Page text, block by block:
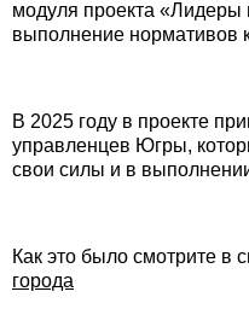
модуля проекта
выполнение нормативов
В 2025 году в проекте
управленцев Югры,
свои силы и в
Как это было смотрите в
города